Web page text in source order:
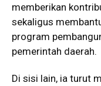
memberikan
sekaligus
program
pemerintah daerah.
Di sisi lain, ia turut